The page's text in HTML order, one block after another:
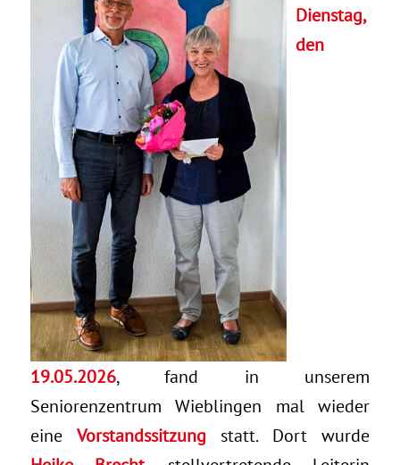
Dienstag,
den
19.05.2026, fand in unserem
Seniorenzentrum Wieblingen mal wieder
eineVorstandssitzung statt. Dort wurde